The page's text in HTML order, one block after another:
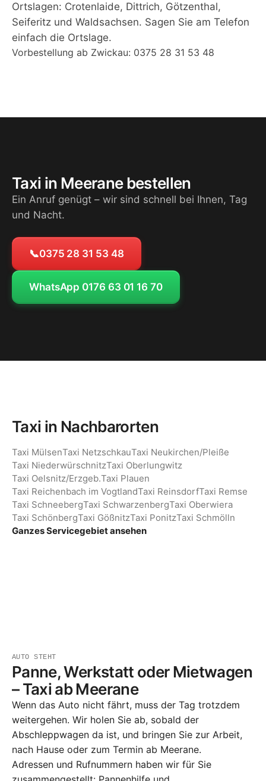
Ortslagen: Crotenlaide, Dittrich, Götzenthal,
Seiferitz und Waldsachsen. Sagen Sie am Telefon
einfach die Ortslage.
Vorbestellung ab Zwickau: 0375 28 31 53 48
Taxi in Meerane bestellen
Ein Anruf genügt – wir sind schnell bei Ihnen, Tag
und Nacht.
📞0375 28 31 53 48
WhatsApp 0176 63 01 16 70
Taxi in Nachbarorten
Taxi MülsenTaxi NetzschkauTaxi Neukirchen/Pleiße
Taxi NiederwürschnitzTaxi Oberlungwitz
Taxi Oelsnitz/Erzgeb.Taxi Plauen
Taxi Reichenbach im VogtlandTaxi ReinsdorfTaxi Remse
Taxi SchneebergTaxi SchwarzenbergTaxi Oberwiera
Taxi SchönbergTaxi GößnitzTaxi PonitzTaxi Schmölln
Ganzes Servicegebiet ansehen
AUTO STEHT
Panne, Werkstatt oder Mietwagen
– Taxi ab Meerane
Wenn das Auto nicht fährt, muss der Tag trotzdem
weitergehen. Wir holen Sie ab, sobald der
Abschleppwagen da ist, und bringen Sie zur Arbeit,
nach Hause oder zum Termin ab Meerane.
Adressen und Rufnummern haben wir für Sie